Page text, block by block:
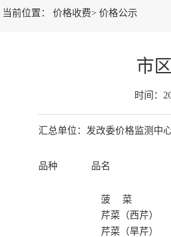
当前位置： 价格收费> 价格公示
市
时间：
汇总单位：发改委价格
品种 品名
菠 菜
芹菜（西芹）
芹菜（旱芹）